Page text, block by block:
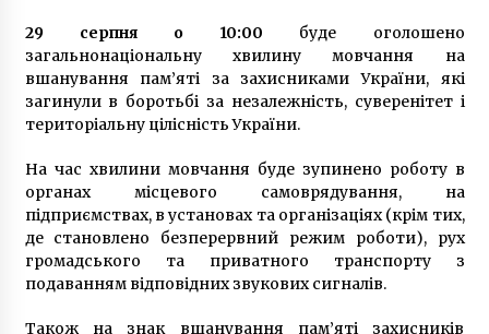
29 серпня о 10:00 буде оголошено
загальнонаціональну хвилину мовчання на
вшанування пам’яті за захисниками України, які
загинули в боротьбі за незалежність, суверенітет і
територіальну цілісність України.
На час хвилини мовчання буде зупинено роботу в
органах місцевого самоврядування, на
підприємствах, в установах та організаціях (крім тих,
де становлено безперервний режим роботи), рух
громадського та приватного транспорту з
подаванням відповідних звукових сигналів.
Також на знак вшанування пам’яті захисників